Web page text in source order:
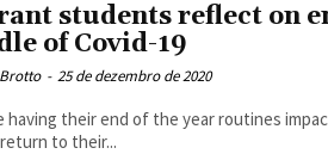
students reflect on
of Covid-19
- 25 de dezembro de 2020
having their end of the year routines
to their...